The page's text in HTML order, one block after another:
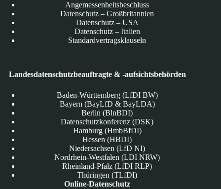
Angemessenheitsbeschluss
Datenschutz – Großbritannien
Datenschutz – USA
Datenschutz – Italien
Standardvertragsklauseln
Landesdatenschutzbeauftragte & -aufsichtsbehörden
Baden-Württemberg (LfDI BW)
Bayern (BayLfD & BayLDA)
Berlin (BlnBDI)
Datenschutzkonferenz (DSK)
Hamburg (HmbBfDI)
Hessen (HBDI)
Niedersachsen (LfD NI)
Nordrhein-Westfalen (LDI NRW)
Rheinland-Pfalz (LfDI RLP)
Thüringen (TLfDI)
Online-Datenschutz